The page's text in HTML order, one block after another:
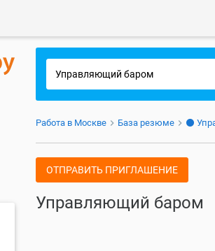
Работа в Москве База резюме ⚫
ОТПРАВИТЬ ПРИГЛАШЕНИЕ
Управляющий баром